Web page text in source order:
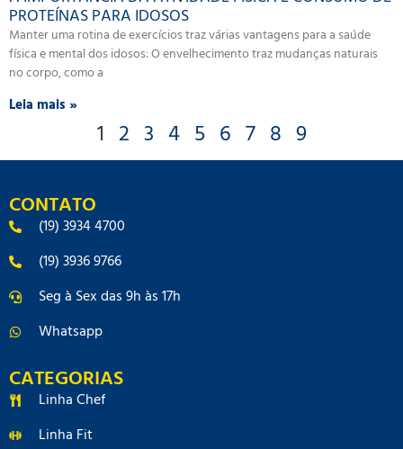
PROTEÍNAS PARA IDOSOS
Manter uma rotina de exercícios traz várias vantagens para a saúde
física e mental dos idosos: O envelhecimento traz mudanças naturais
no corpo, como a
Leia mais »
1 2 3 4 5 6 7 8 9
CONTATO
(19) 3934 4700
(19) 3936 9766
Seg à Sex das 9h às 17h
Whatsapp
CATEGORIAS
Linha Chef
Linha Fit